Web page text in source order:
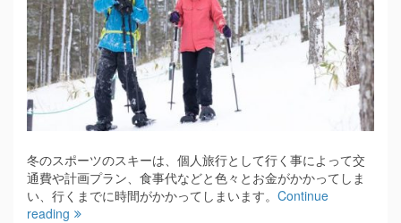
冬のスポーツのスキーは、個人旅行として行く事によって交
通費や計画プラン、食事代などと色々とお金がかかってしま
い、行くまでに時間がかかってしまいます。 Continue
reading